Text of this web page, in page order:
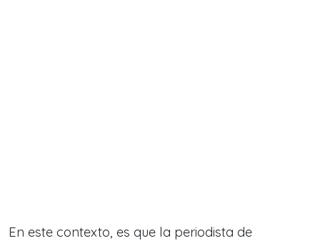
En este contexto, es que la periodista de